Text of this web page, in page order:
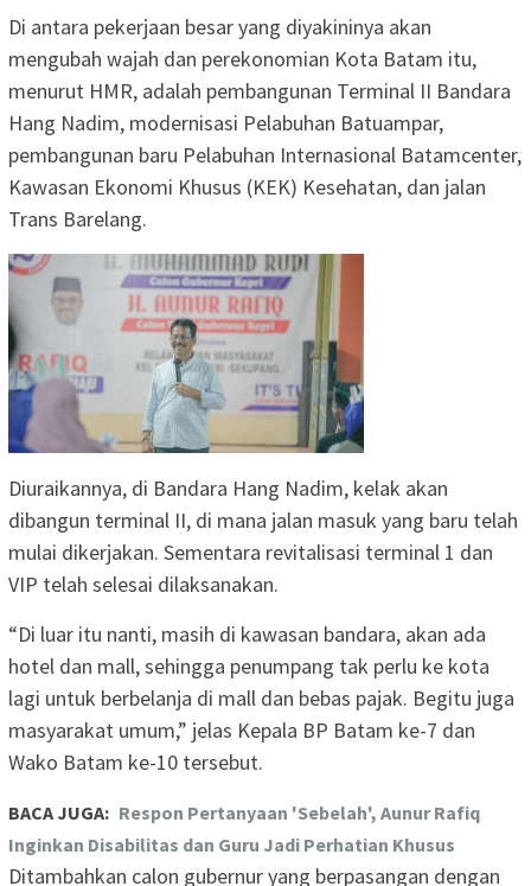
Di antara pekerjaan besar yang diyakininya akan
mengubah wajah dan perekonomian Kota Batam itu,
menurut HMR, adalah pembangunan Terminal II Bandara
Hang Nadim, modernisasi Pelabuhan Batuampar,
pembangunan baru Pelabuhan Internasional Batamcenter,
Kawasan Ekonomi Khusus (KEK) Kesehatan, dan jalan
Trans Barelang.
Diuraikannya, di Bandara Hang Nadim, kelak akan
dibangun terminal II, di mana jalan masuk yang baru telah
mulai dikerjakan. Sementara revitalisasi terminal 1 dan
VIP telah selesai dilaksanakan.
“Di luar itu nanti, masih di kawasan bandara, akan ada
hotel dan mall, sehingga penumpang tak perlu ke kota
lagi untuk berbelanja di mall dan bebas pajak. Begitu juga
masyarakat umum,” jelas Kepala BP Batam ke-7 dan
Wako Batam ke-10 tersebut.
BACA JUGA: Respon Pertanyaan 'Sebelah', Aunur Rafiq
Inginkan Disabilitas dan Guru Jadi Perhatian Khusus
Ditambahkan calon gubernur yang berpasangan dengan